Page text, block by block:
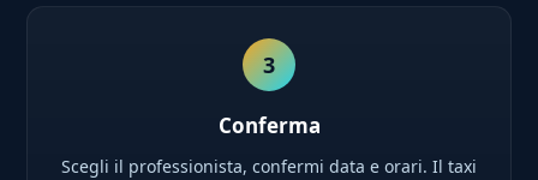
3
Conferma
Scegli il professionista, confermi data e orari. Il taxi